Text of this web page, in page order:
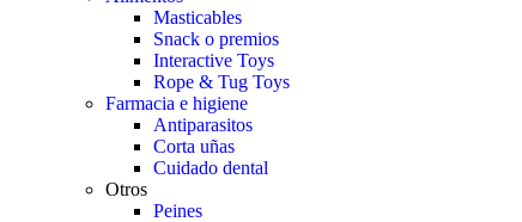
Masticables
Snack o premios
Interactive Toys
Rope & Tug Toys
Farmacia e higiene
Antiparasitos
Corta uñas
Cuidado dental
Otros
Peines